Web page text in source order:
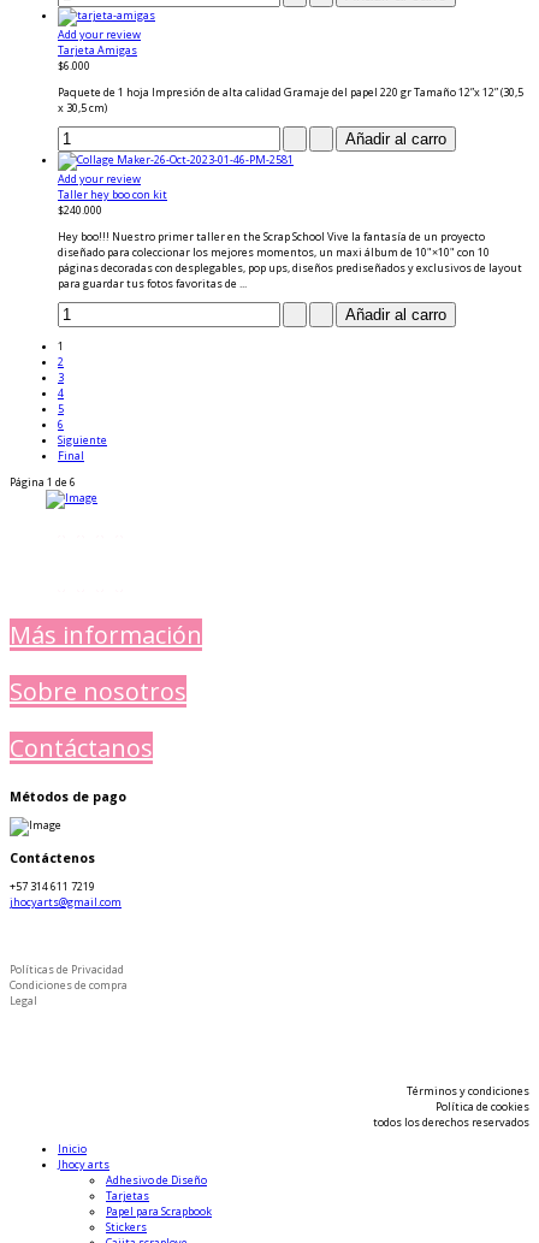
Add your review
Tarjeta Amigas
$6.000
Paquete de 1 hoja Impresión de alta calidad Gramaje del papel 220 gr Tamaño 12”x 12” (30,5
x 30,5 cm)
Add your review
Taller hey boo con kit
$240.000
Hey boo!!! Nuestro primer taller en the Scrap School Vive la fantasía de un proyecto
diseñado para coleccionar los mejores momentos, un maxi álbum de 10"×10" con 10
páginas decoradas con desplegables, pop ups, diseños prediseñados y exclusivos de layout
para guardar tus fotos favoritas de ...
1
2
3
4
5
6
Siguiente
Final
Página 1 de 6
Más información
Sobre nosotros
Contáctanos
Métodos de pago
Contáctenos
+57 314 611 7219
jhocyarts@gmail.com
Políticas de Privacidad
Condiciones de compra
Legal
Términos y condiciones
Política de cookies
todos los derechos reservados
Inicio
Jhocy arts
Adhesivo de Diseño
Tarjetas
Papel para Scrapbook
Stickers